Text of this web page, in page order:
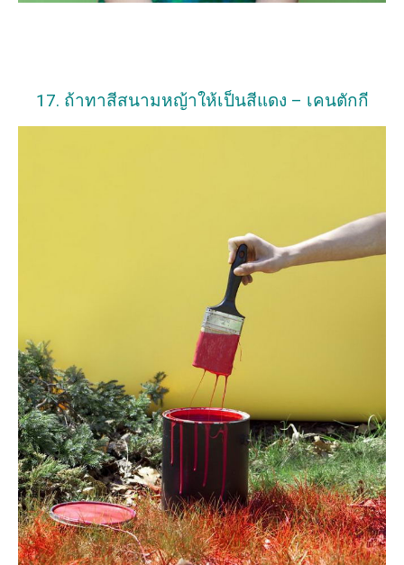
17. ถ้าทาสีสนามหญ้าให้เป็นสีแดง – เคนตักกี